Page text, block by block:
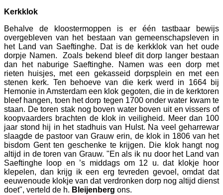
Kerkklok
Behalve de kloostermoppen is er één tastbaar bewijs
overgebleven van het bestaan van gemeenschapsleven in
het Land van Saeftinghe. Dat is de kerkklok van het oude
dorpje Namen. Zoals bekend bleef dit dorp langer bestaan
dan het naburige Saeftinghe. Namen was een dorp met
rieten huisjes, met een gekasseid dorpsplein en met een
stenen kerk. Ten behoeve van die kerk werd in 1664 bij
Hemonie in Amsterdam een klok gegoten, die in de kerktoren
bleef hangen, toen het dorp tegen 1700 onder water kwam te
staan. De toren stak nog boven water boven uit en vissers of
koopvaarders brachten de klok in veiligheid. Meer dan 100
jaar stond hij in het stadhuis van Hulst. Na veel geharrewar
slaagde de pastoor van Grauw erin, de klok in 1806 van het
bisdom Gent ten geschenke te krijgen. Die klok hangt nog
altijd in de toren van Grauw. "En als ik nu door het Land van
Saeftinghe loop en ’s middags om 12 u. dat klokje hoor
klepelen, dan krijg ik een erg tevreden gevoel, omdat dat
eeuwenoude klokje van dat verdronken dorp nog altijd dienst
doet", verteld de h. Bleijenberg ons.